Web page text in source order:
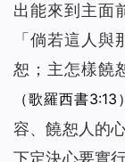
出能來到主面
「倘若這人
恕；主怎樣饒
（歌羅西書3:13）
容、饒恕人的
下定決心要實